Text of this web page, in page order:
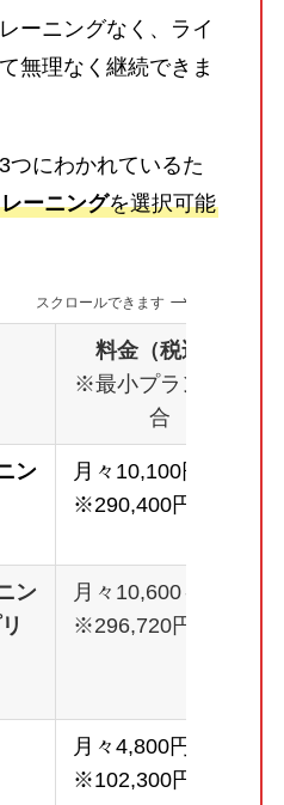
ーニングなく、ライ
無理なく継続できま
つにわかれているた
ーニングを選択可能
スクロールできます
料金（税込）
※最小プランの場
合
ン
月々10,100円～
※290,400円
ン
月々10,600～
※296,720円
月々4,800円～
※102,300円